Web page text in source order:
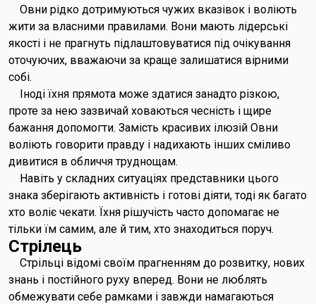
Овни рідко дотримуються чужих вказівок і воліють
жити за власними правилами. Вони мають лідерські
якості і не прагнуть підлаштовуватися під очікування
оточуючих, вважаючи за краще залишатися вірними
собі.
Іноді їхня прямота може здатися занадто різкою,
проте за нею зазвичай ховаються чесність і щире
бажання допомогти. Замість красивих ілюзій Овни
воліють говорити правду і надихають інших сміливо
дивитися в обличчя труднощам.
Навіть у складних ситуаціях представники цього
знака зберігають активність і готові діяти, тоді як багато
хто воліє чекати. Їхня рішучість часто допомагає не
тільки їм самим, але й тим, хто знаходиться поруч.
Стрілець
Стрільці відомі своїм прагненням до розвитку, нових
знань і постійного руху вперед. Вони не люблять
обмежувати себе рамками і завжди намагаються